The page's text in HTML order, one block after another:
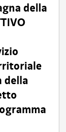
della
della